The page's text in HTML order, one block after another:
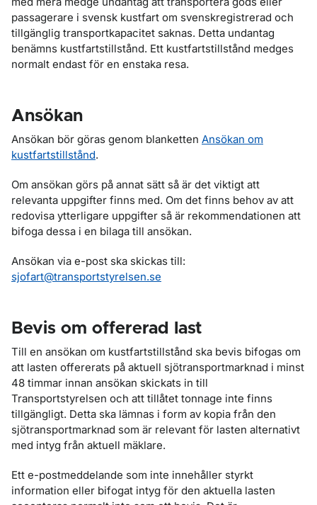
passagerare i svensk kustfart om svenskregistrerad och
tillgänglig transportkapacitet saknas. Detta undantag
benämns kustfartstillstånd. Ett kustfartstillstånd medges
normalt endast för en enstaka resa.
Ansökan
Ansökan bör göras genom blanketten Ansökan om
kustfartstillstånd.
Om ansökan görs på annat sätt så är det viktigt att
relevanta uppgifter finns med. Om det finns behov av att
redovisa ytterligare uppgifter så är rekommendationen att
bifoga dessa i en bilaga till ansökan.
Ansökan via e-post ska skickas till:
sjofart@transportstyrelsen.se
Bevis om offererad last
Till en ansökan om kustfartstillstånd ska bevis bifogas om
att lasten offererats på aktuell sjötransportmarknad i minst
48 timmar innan ansökan skickats in till
Transportstyrelsen och att tillåtet tonnage inte finns
tillgängligt. Detta ska lämnas i form av kopia från den
sjötransportmarknad som är relevant för lasten alternativt
med intyg från aktuell mäklare.
Ett e-postmeddelande som inte innehåller styrkt
information eller bifogat intyg för den aktuella lasten